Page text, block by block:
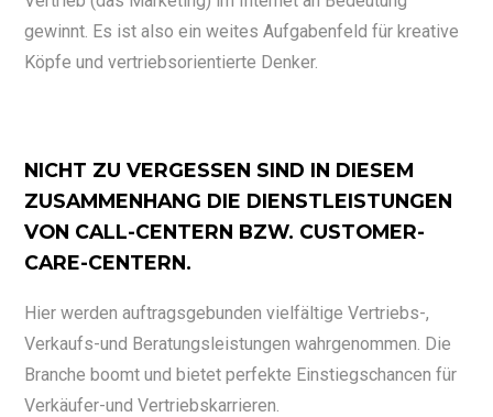
gewinnt. Es ist also ein weites Aufgabenfeld für kreative
Köpfe und vertriebsorientierte Denker.
NICHT ZU VERGESSEN SIND IN DIESEM
ZUSAMMENHANG DIE DIENSTLEISTUNGEN
VON CALL-CENTERN BZW. CUSTOMER-
CARE-CENTERN.
Hier werden auftragsgebunden vielfältige Vertriebs-,
Verkaufs-und Beratungsleistungen wahrgenommen. Die
Branche boomt und bietet perfekte Einstiegschancen für
Verkäufer-und Vertriebskarrieren.